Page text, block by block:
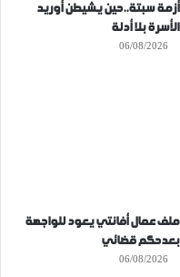
أزمة سبتة..حين يشيطن أوريد
الأسرة بلا أدلة
06/08/2026
ملف عمال أفانتي يعود للواجهة
بعدحكم قضائي
06/08/2026